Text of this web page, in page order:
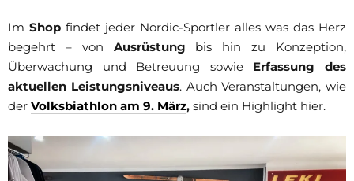
Im Shop findet jeder Nordic-Sportler alles was das Herz
begehrt – von Ausrüstung bis hin zu Konzeption,
Überwachung und Betreuung sowie Erfassung des
aktuellen Leistungsniveaus. Auch Veranstaltungen, wie
der Volksbiathlon am 9. März, sind ein Highlight hier.